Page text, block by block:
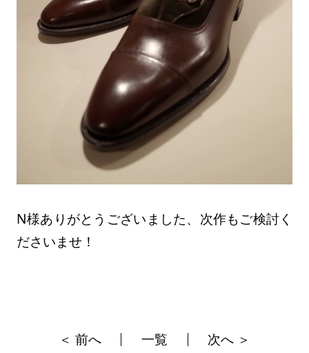
N様ありがとうございました、次作もご検討く
ださいませ！
＜ 前へ 一覧 次へ ＞